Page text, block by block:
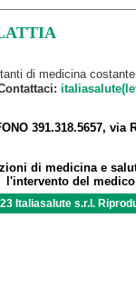
di medicina
391.318.5657, via
di medicina e
l'intervento del
Italiasalute s.r.l.